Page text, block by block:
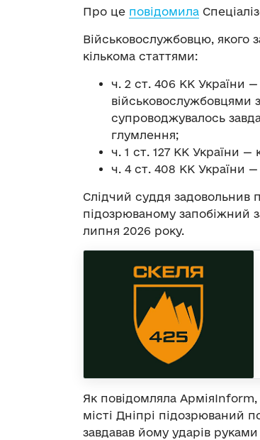
Про це повідомила
Військовослужбовцю, якого
кількома статтями:
ч. 2 ст. 406 КК України
військовослужбовцями
супроводжувалось
глумлення;
ч. 1 ст. 127 КК України —
ч. 4 ст. 408 КК України
Слідчий суддя задовольнив
підозрюваному запобіжний
липня 2026 року.
Як повідомляла АрміяInform,
місті Дніпрі підозрюваний
завдавав йому ударів